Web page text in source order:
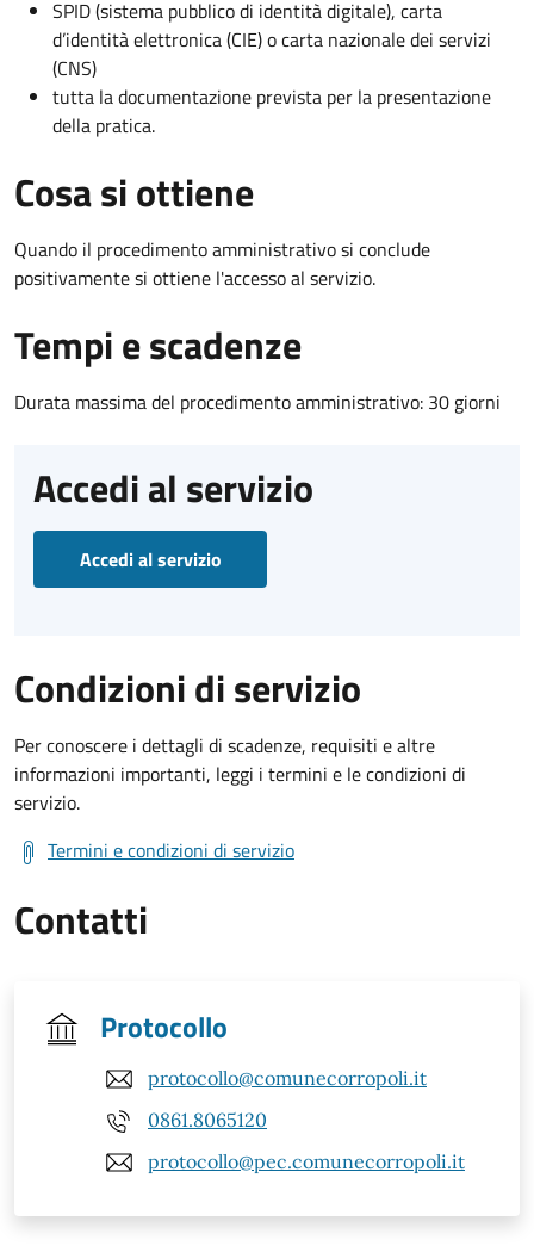
SPID (sistema pubblico di identità digitale), carta
d’identità elettronica (CIE) o carta nazionale dei servizi
(CNS)
tutta la documentazione prevista per la presentazione
della pratica.
Cosa si ottiene
Quando il procedimento amministrativo si conclude
positivamente si ottiene l'accesso al servizio.
Tempi e scadenze
Durata massima del procedimento amministrativo: 30 giorni
Accedi al servizio
Accedi al servizio
Condizioni di servizio
Per conoscere i dettagli di scadenze, requisiti e altre
informazioni importanti, leggi i termini e le condizioni di
servizio.
Termini e condizioni di servizio
Contatti
Protocollo
protocollo@comunecorropoli.it
0861.8065120
protocollo@pec.comunecorropoli.it